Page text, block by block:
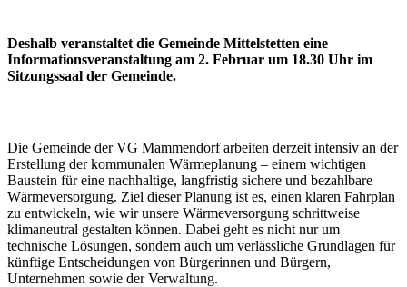
Deshalb veranstaltet die Gemeinde Mittelstetten eine
Informationsveranstaltung am 2. Februar um 18.30 Uhr im
Sitzungssaal der Gemeinde.
Die Gemeinde der VG Mammendorf arbeiten derzeit intensiv an der
Erstellung der kommunalen Wärmeplanung – einem wichtigen
Baustein für eine nachhaltige, langfristig sichere und bezahlbare
Wärmeversorgung. Ziel dieser Planung ist es, einen klaren Fahrplan
zu entwickeln, wie wir unsere Wärmeversorgung schrittweise
klimaneutral gestalten können. Dabei geht es nicht nur um
technische Lösungen, sondern auch um verlässliche Grundlagen für
künftige Entscheidungen von Bürgerinnen und Bürgern,
Unternehmen sowie der Verwaltung.